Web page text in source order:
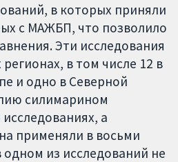
в которых приняли
с МАЖБП, что позволило
Эти исследования
в том числе 12 в
и одно в Северной
силимарином
а
применяли в восьми
одном из исследований не